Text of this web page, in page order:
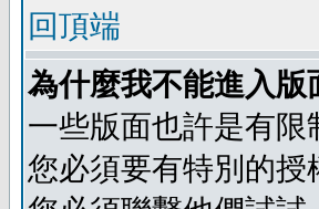
回頂端
為什麼我不能進入版
一些版面也許是有
您必須要有特別的